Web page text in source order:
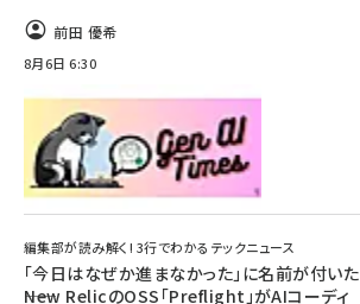
前田 優希
8月6日 6:30
編集部が読み解く! 3行でわかるテックニュース
「今日はなぜか進まなかった」に名前が付いた
――New RelicのOSS「Preflight」がAIコーディ